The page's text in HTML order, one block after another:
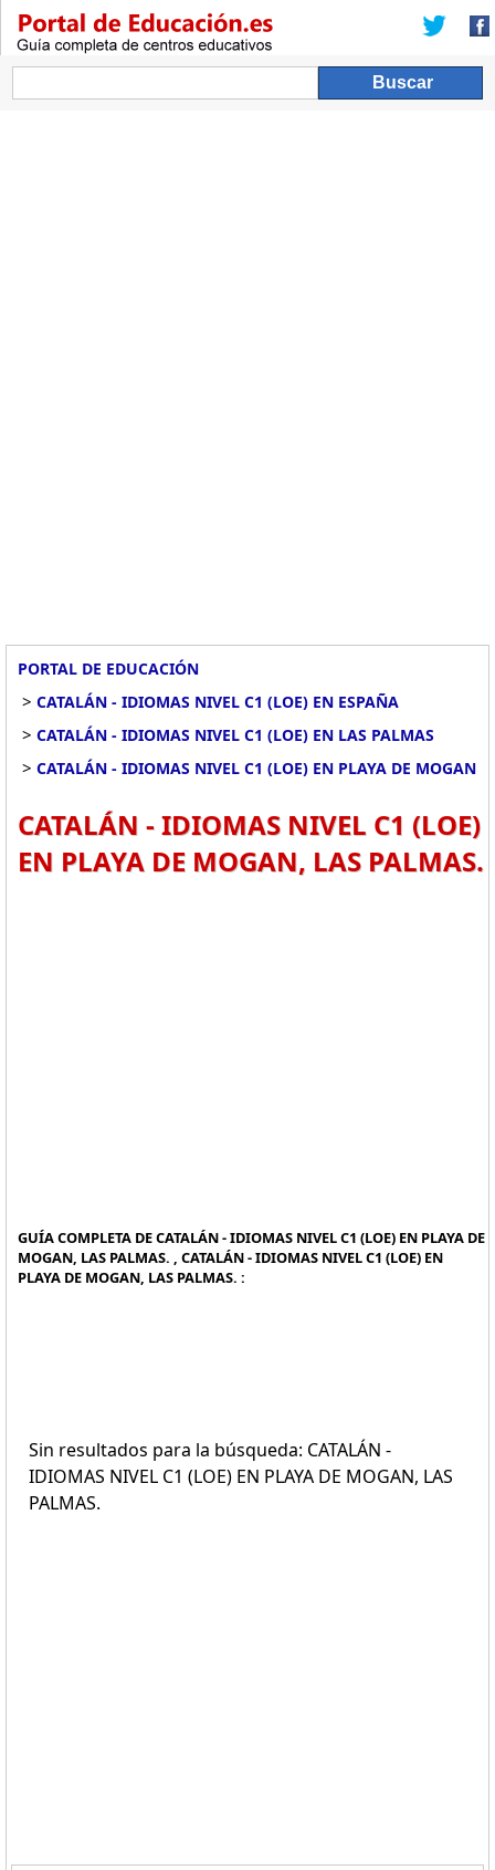
PORTAL DE EDUCACIÓN
> CATALÁN - IDIOMAS NIVEL C1 (LOE) EN ESPAÑA
> CATALÁN - IDIOMAS NIVEL C1 (LOE) EN LAS PALMAS
> CATALÁN - IDIOMAS NIVEL C1 (LOE) EN PLAYA DE MOGAN
CATALÁN - IDIOMAS NIVEL C1 (LOE)
EN PLAYA DE MOGAN, LAS PALMAS.
GUÍA COMPLETA DE CATALÁN - IDIOMAS NIVEL C1 (LOE) EN PLAYA DE
MOGAN, LAS PALMAS. , CATALÁN - IDIOMAS NIVEL C1 (LOE) EN
PLAYA DE MOGAN, LAS PALMAS. :
Sin resultados para la búsqueda: CATALÁN -
IDIOMAS NIVEL C1 (LOE) EN PLAYA DE MOGAN, LAS
PALMAS.